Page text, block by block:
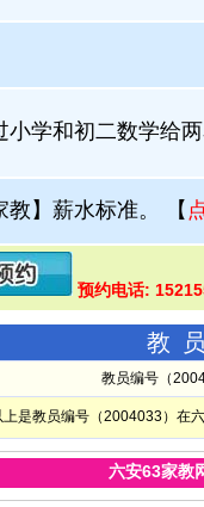
小学和初二数学给
】薪水标准。 【
预约电话:
教
教员编号（
是教员编号（2004033）在
六安63家教